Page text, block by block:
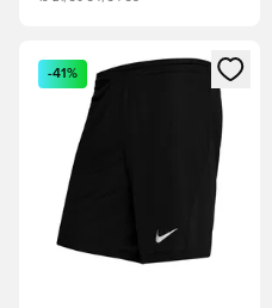
Åbner en Modal til at logge
-41%